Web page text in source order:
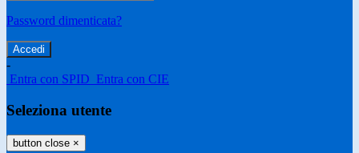
Password dimenticata?
-
Entra con SPID Entra con CIE
Seleziona utente
button close ×